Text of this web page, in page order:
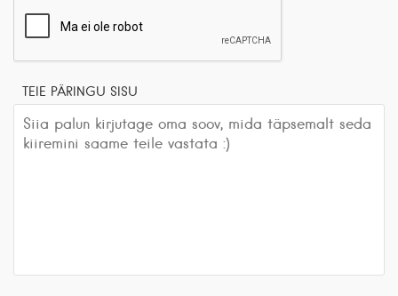
TEIE PÄRINGU SISU